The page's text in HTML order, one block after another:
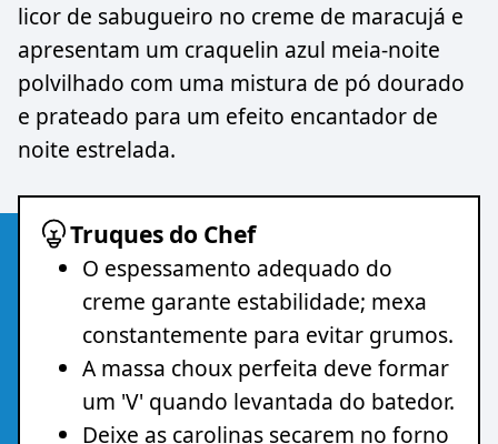
licor de sabugueiro no creme de maracujá e
apresentam um craquelin azul meia-noite
polvilhado com uma mistura de pó dourado
e prateado para um efeito encantador de
noite estrelada.
Truques do Chef
O espessamento adequado do
creme garante estabilidade; mexa
constantemente para evitar grumos.
A massa choux perfeita deve formar
um 'V' quando levantada do batedor.
Deixe as carolinas secarem no forno